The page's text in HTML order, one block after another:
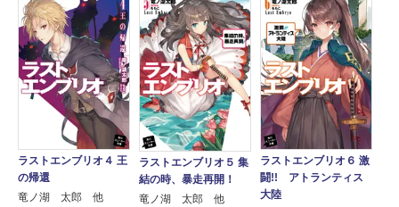
ラストエンブリオ４ 王
の帰還
竜ノ湖 太郎 他
ラストエンブリオ５ 集
結の時、暴走再開！
竜ノ湖 太郎 他
ラストエンブリオ６ 激
闘!! アトランティス
大陸